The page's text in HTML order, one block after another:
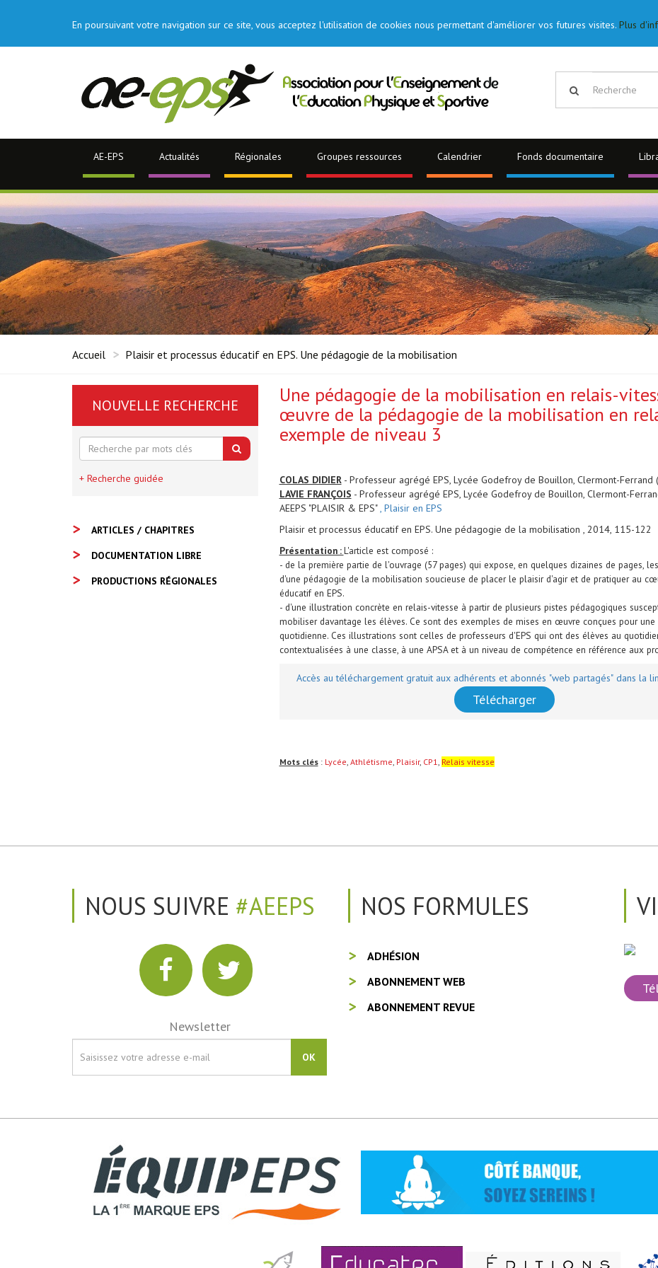
En poursuivant votre navigation sur ce site, vous acceptez l'utilisation de cookies nous permettant d'améliorer vos futures visites. Plus
AE-EPS Actualités Régionales Groupes ressources Calendrier Fonds documentaire
Accueil Plaisir et processus éducatif en EPS. Une pédagogie de la mobilisation
Une pédagogie de la mobilisation en relais-
œuvre de la pédagogie de la mobilisation en
exemple de niveau 3
COLAS DIDIER- Professeur agrégé EPS, Lycée Godefroy de Bouillon, Clermont-Ferrand
LAVIE FRANÇOIS - Professeur agrégé EPS, Lycée Godefroy de Bouillon, Clermont-
AEEPS "PLAISIR & EPS", Plaisir en EPS
Plaisir et processus éducatif en EPS. Une pédagogie de la mobilisation , 2014, 115-122
Présentation :L'article est composé :
- de la première partie de l'ouvrage (57 pages) qui expose, en quelques dizaines de pages,
d'une pédagogie de la mobilisation soucieuse de placer le plaisir d'agir et de pratiquer au
éducatif en EPS.
- d'une illustration concrète en relais-vitesse à partir de plusieurs pistes pédagogiques
mobiliser davantage les élèves. Ce sont des exemples de mises en œuvre conçues pour une
quotidienne. Ces illustrations sont celles de professeurs d'EPS qui ont des élèves au
contextualisées à une classe, à une APSA et à un niveau de compétence en référence aux
Accès au téléchargement gratuit aux adhérents et abonnés "web partagés" dans la
Télécharger
Mots clés: Lycée, Athlétisme, Plaisir, CP1, Relais vitesse
NOUVELLE RECHERCHE
+ Recherche guidée
ARTICLES / CHAPITRES
DOCUMENTATION LIBRE
PRODUCTIONS RÉGIONALES
NOUS SUIVRE #AEEPS
Newsletter
OK
NOS FORMULES
ADHÉSION
ABONNEMENT WEB
ABONNEMENT REVUE